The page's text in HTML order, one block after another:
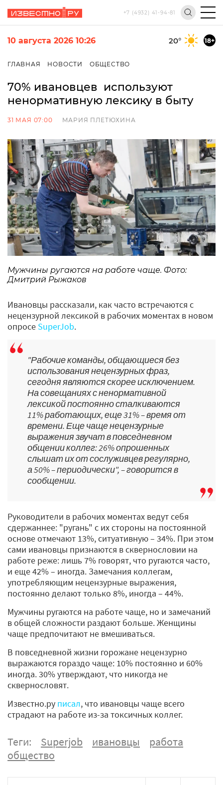
+7 (4932) 41-94-81
10 августа 2026 10:26 20° 18+
ГЛАВНАЯ НОВОСТИ ОБЩЕСТВО
70% ивановцев используют
ненормативную лексику в быту
31 МАЯ 07:00 МАРИЯ ПЛЕТЮХИНА
Мужчины ругаются на работе чаще. Фото:
Дмитрий Рыжаков
Ивановцы рассказали, как часто встречаются с
нецензурной лексикой в рабочих моментах в новом
опросе SuperJob.
"Рабочие команды, общающиеся без
использования нецензурных фраз,
сегодня являются скорее исключением.
На совещаниях с ненормативной
лексикой постоянно сталкиваются
11% работающих, еще 31% – время от
времени. Еще чаще нецензурные
выражения звучат в повседневном
общении коллег: 26% опрошенных
слышат их от сослуживцев регулярно,
а 50% – периодически", – говорится в
сообщении.
Руководители в рабочих моментах ведут себя
сдержаннее: "ругань" с их стороны на постоянной
основе отмечают 13%, ситуативную – 34%. При этом
сами ивановцы признаются в сквернословии на
работе реже: лишь 7% говорят, что ругаются часто,
и еще 42% – иногда. Замечания коллегам,
употребляющим нецензурные выражения,
постоянно делают только 8%, иногда – 44%.
Мужчины ругаются на работе чаще, но и замечаний
в общей сложности раздают больше. Женщины
чаще предпочитают не вмешиваться.
В повседневной жизни горожане нецензурно
выражаются гораздо чаще: 10% постоянно и 60%
иногда. 30% утверждают, что никогда не
сквернословят.
Известно.ру писал, что ивановцы чаще всего
страдают на работе из-за токсичных коллег.
Теги: Superjob ивановцы
работа
общество